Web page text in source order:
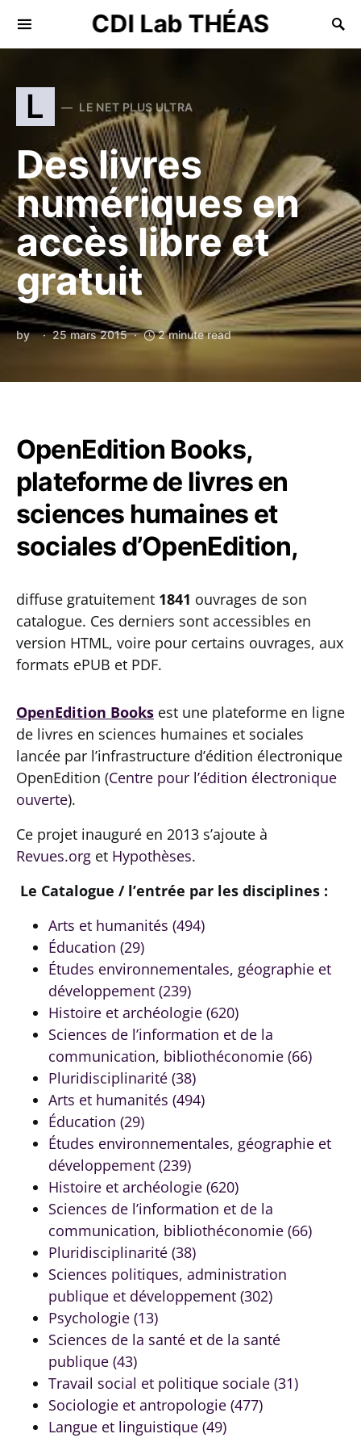
CDI Lab THÉAS
Search for:
L LE NET PLUS ULTRA
Des livres
numériques en
accès libre et
gratuit
by 25 mars 2015 2 minute read
OpenEdition Books,
plateforme de livres en
sciences humaines et
sociales d’OpenEdition,
diffuse gratuitement 1841 ouvrages de son
catalogue. Ces derniers sont accessibles en
version HTML, voire pour certains ouvrages, aux
formats ePUB et PDF.
OpenEdition Books est une plateforme en ligne
de livres en sciences humaines et sociales
lancée par l’infrastructure d’édition électronique
OpenEdition (Centre pour l’édition électronique
ouverte).
Ce projet inauguré en 2013 s’ajoute à
Revues.org et Hypothèses.
Le Catalogue / l’entrée par les disciplines :
Arts et humanités (494)
Éducation (29)
Études environnementales, géographie et
développement (239)
Histoire et archéologie (620)
Sciences de l’information et de la
communication, bibliothéconomie (66)
Pluridisciplinarité (38)
Arts et humanités (494)
Éducation (29)
Études environnementales, géographie et
développement (239)
Histoire et archéologie (620)
Sciences de l’information et de la
communication, bibliothéconomie (66)
Pluridisciplinarité (38)
Sciences politiques, administration
publique et développement (302)
Psychologie (13)
Sciences de la santé et de la santé
publique (43)
Travail social et politique sociale (31)
Sociologie et antropologie (477)
Langue et linguistique (49)